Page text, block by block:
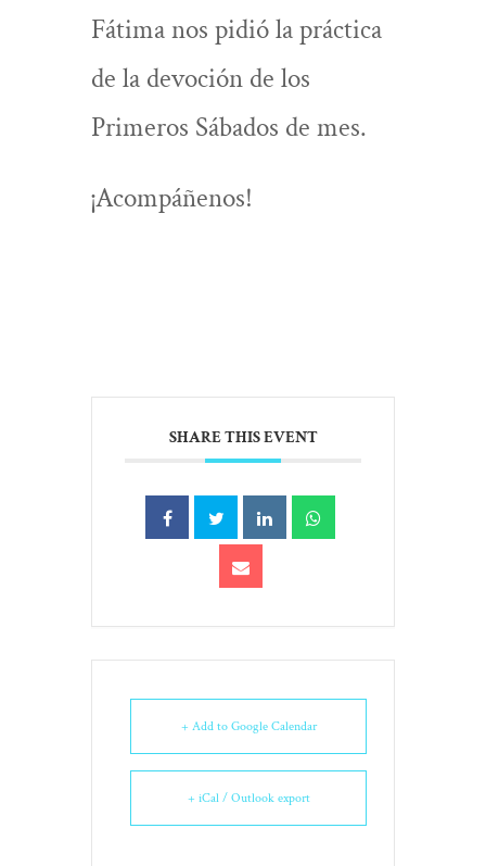
Fátima nos pidió la práctica
de la devoción de los
Primeros Sábados de mes.
¡Acompáñenos!
SHARE THIS EVENT
+ Add to Google Calendar
+ iCal / Outlook export